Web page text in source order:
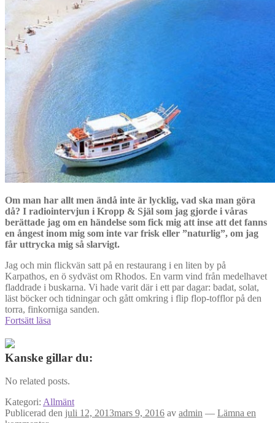
Om man har allt men ändå inte är lycklig, vad ska man göra
då? I radiointervjun i Kropp & Själ som jag gjorde i våras
berättade jag om en händelse som fick mig att inse att det fanns
en ångest inom mig som inte var frisk eller ”naturlig”, om jag
får uttrycka mig så slarvigt.
Jag och min flickvän satt på en restaurang i en liten by på
Karpathos, en ö sydväst om Rhodos. En varm vind från medelhavet
fladdrade i buskarna. Vi hade varit där i ett par dagar: badat, solat,
läst böcker och tidningar och gått omkring i flip flop-tofflor på den
torra, finkorniga sanden.
Fortsätt läsa
ändå
inte
–
hur
går
det
Kanske gillar du:
No related posts.
Kategori: Allmänt
Publicerad den juli 12, 2013mars 9, 2016 av admin — Lämna en